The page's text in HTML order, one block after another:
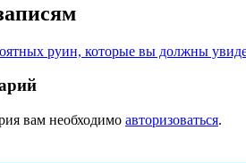
руин, которые вы должны
вам необходимо авторизоваться.